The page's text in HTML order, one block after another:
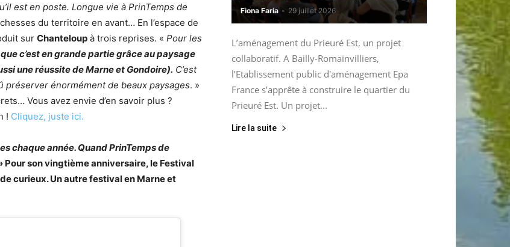
est en poste. Longue vie à PrinTemps de
du territoire en avant… En l’espace de
sur Chanteloup à trois reprises. « Pour les
c’est en grande partie grâce au paysage
une réussite de Marne et Gondoire). C’est
préserver énormément de beaux paysages. »
Vous avez envie d’en savoir plus ?
! Cliquez, juste ici.
chaque année. Quand PrinTemps de
Pour son vingtième anniversaire, le Festival
curieux. Un autre festival en Marne et
Fiona Faria - 29 juillet 2026
L’aménagement du Prieuré Est, un projet
collaboratif. A Bailly-Romainvilliers,
l’Etablissement public d'aménagement Epa
France s’apprête à construire le quartier du
Prieuré Est. Un projet...
Lire la suite